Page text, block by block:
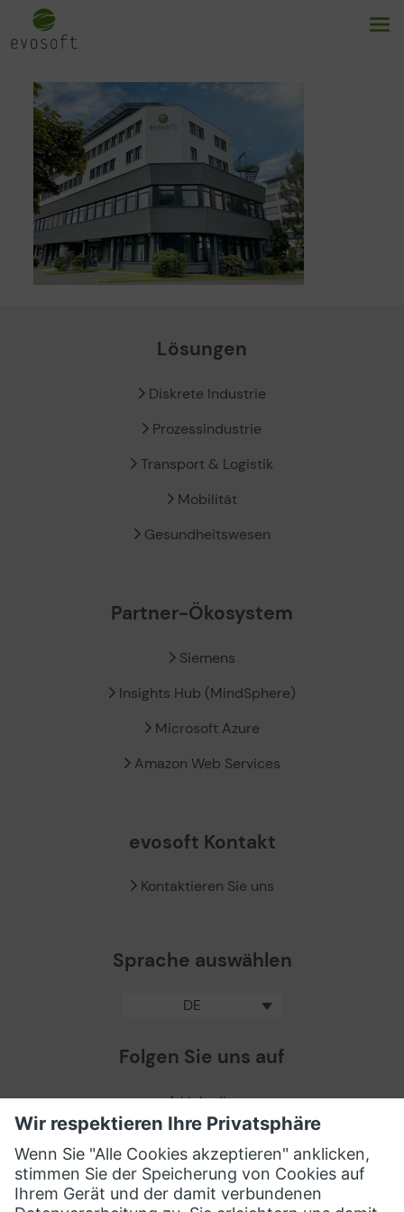
Lösungen
Diskrete Industrie
Prozessindustrie
Transport & Logistik
Mobilität
Gesundheitswesen
Partner-Ökosystem
Siemens
Insights Hub (MindSphere)
Microsoft Azure
Amazon Web Services
evosoft Kontakt
Kontaktieren Sie uns
Sprache auswählen
DE
Folgen Sie uns auf
LinkedIn
Facebook
X / Twitter
XING